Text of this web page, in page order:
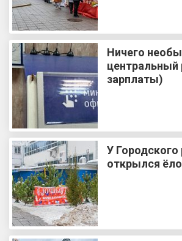
Ничего
зарплаты)
У
открылся